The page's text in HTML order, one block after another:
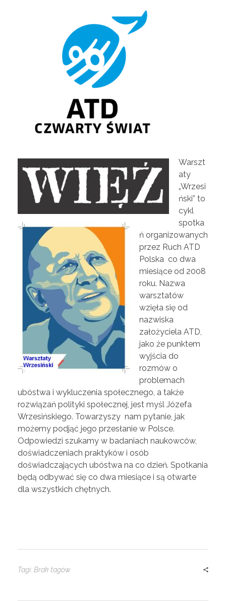
Warszt
aty
„Wrzesi
ński” to
cykl
spotka
ń organizowanych
przez Ruch ATD
Polska co dwa
miesiące od 2008
roku. Nazwa
warsztatów
wzięła się od
nazwiska
założyciela ATD,
jako że punktem
wyjścia do
rozmów o
problemach
ubóstwa i wykluczenia społecznego, a także
rozwiązań polityki społecznej, jest myśl Józefa
Wrzesińskiego. Towarzyszy nam pytanie, jak
możemy podjąć jego przesłanie w Polsce.
Odpowiedzi szukamy w badaniach naukowców,
doświadczeniach praktyków i osób
doświadczających ubóstwa na co dzień. Spotkania
będą odbywać się co dwa miesiące i są otwarte
dla wszystkich chętnych.
Tagi: Brak tagów